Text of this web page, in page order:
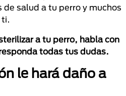
salud a tu perro y muchos
ti.
a tu perro, habla con
todas tus dudas.
le hará daño a